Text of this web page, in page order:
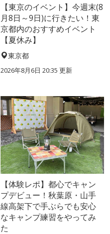
【東京のイベント】今週末(8
月8日～9日)に行きたい！東
京都内のおすすめイベント
【夏休み】
東京都
2026年8月6日 20:35 更新
【体験レポ】都心でキャン
プデビュー！秋葉原・山手
線高架下で手ぶらでも安心
なキャンプ練習をやってみ
た